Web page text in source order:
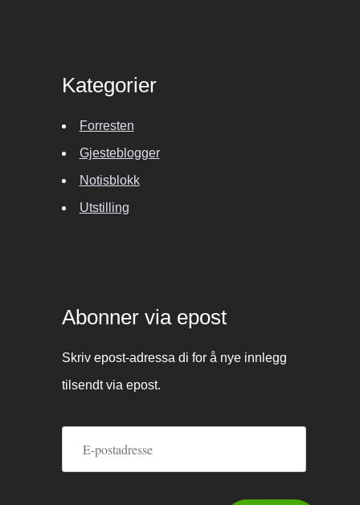
Kategorier
Forresten
Gjesteblogger
Notisblokk
Utstilling
Abonner via epost
Skriv epost-adressa di for å nye innlegg
tilsendt via epost.